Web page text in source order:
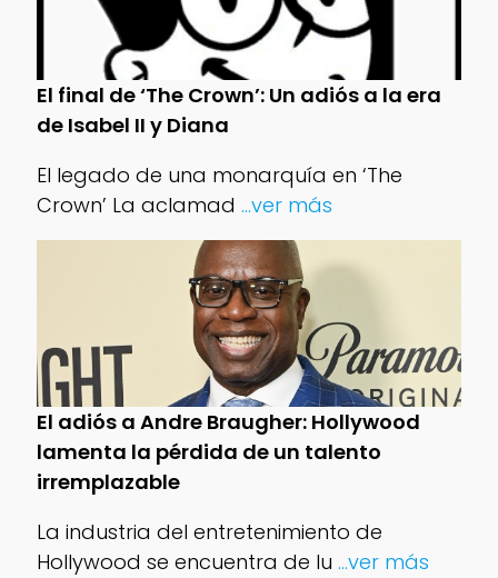
El final de ‘The Crown’: Un adiós a la era
de Isabel II y Diana
El legado de una monarquía en ‘The
Crown’ La aclamad ...ver más
El adiós a Andre Braugher: Hollywood
lamenta la pérdida de un talento
irremplazable
La industria del entretenimiento de
Hollywood se encuentra de lu ...ver más